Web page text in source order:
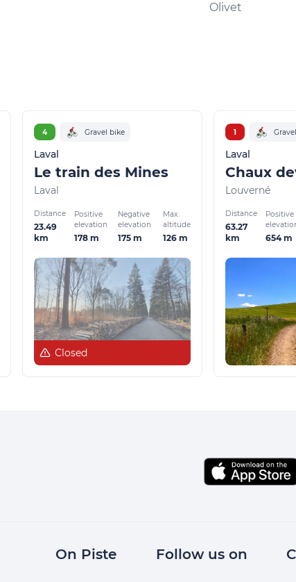
Olivet
4 Gravel bike
Laval
Le train des Mines
Laval
Distance
23.49
km
Positive
elevation
178 m
Negative
elevation
175 m
Max.
altitude
126 m
Closed
1
Laval
Chaux
Louverné
Distance
63.27
km
Positive
654 m
On Piste Follow us on